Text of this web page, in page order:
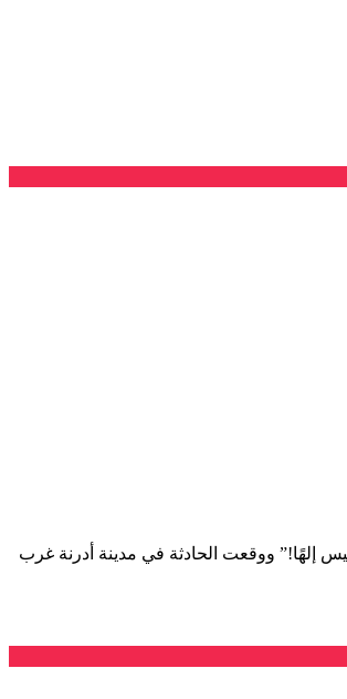
أتاتورك قائلة: “أتاتورك ليس إلهًا!” ووقعت الحادثة في مدينة أدرنة غرب